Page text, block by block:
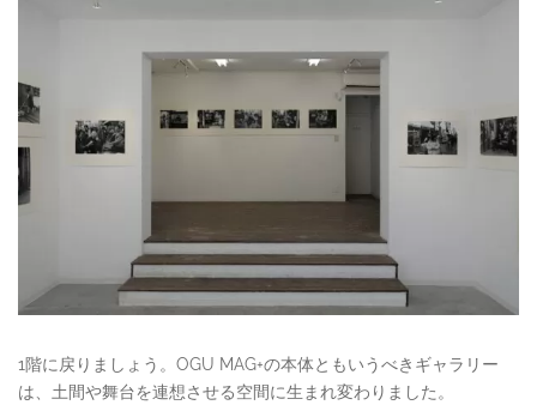
1階に戻りましょう。OGU MAG+の本体ともいうべきギャラリー
は、土間や舞台を連想させる空間に生まれ変わりました。